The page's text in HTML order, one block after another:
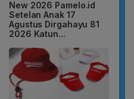
New 2026 Pamelo.id
Setelan Anak 17
Agustus Dirgahayu 81
2026 Katun...